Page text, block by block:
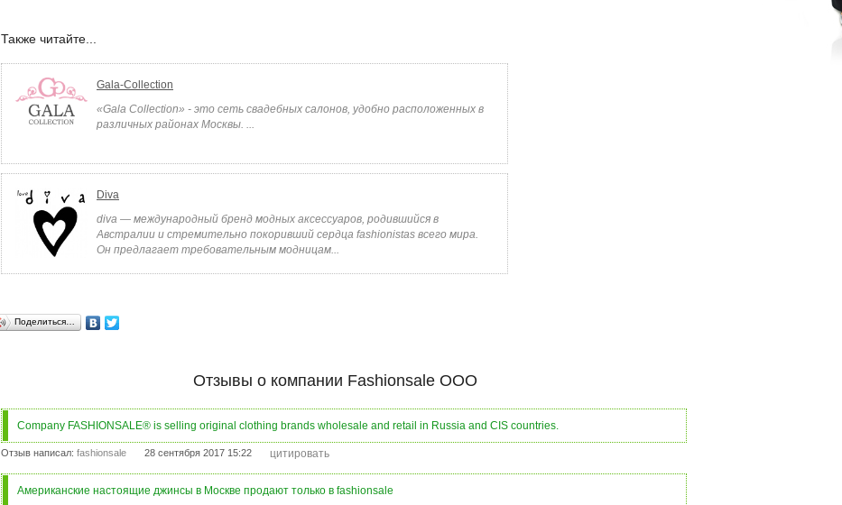
Также читайте...
Gala-Collection
«Gala Collection» - это сеть свадебных салонов, удобно расположенных в
различных районах Москвы. ...
Diva
diva — международный бренд модных аксессуаров, родившийся в
Австралии и стремительно покоривший сердца fashionistas всего мира.
Он предлагает требовательным модницам...
Поделиться…
Отзывы о компании Fashionsale ООО
Company FASHIONSALE® is selling original clothing brands wholesale and retail in Russia and CIS countries.
Отзыв написал: fashionsale 28 сентября 2017 15:22 цитировать
Американские настоящие джинсы в Москве продают только в fashionsale